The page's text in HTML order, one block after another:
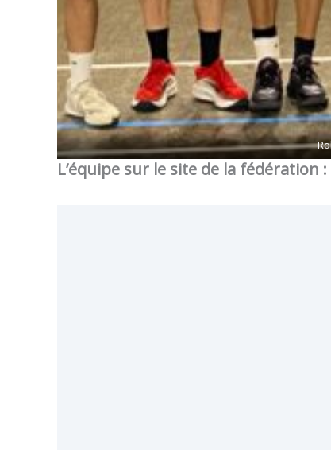
L’équipe sur le site de la fédération :